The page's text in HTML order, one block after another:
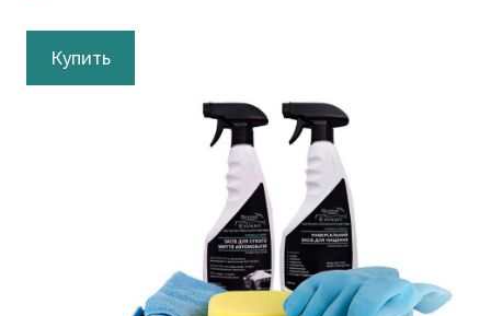
Купить